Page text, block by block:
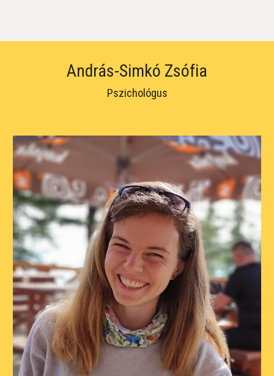
András-Simkó Zsófia
Pszichológus